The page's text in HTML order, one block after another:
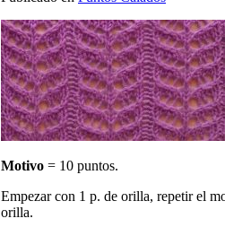
Motivo = 10 puntos.
Empezar con 1 p. de orilla, repetir el
orilla.